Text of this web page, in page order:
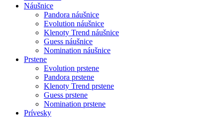
Náušnice
Pandora náušnice
Evolution náušnice
Klenoty Trend náušnice
Guess náušnice
Nomination náušnice
Prstene
Evolution prstene
Pandora prstene
Klenoty Trend prstene
Guess prstene
Nomination prstene
Prívesky